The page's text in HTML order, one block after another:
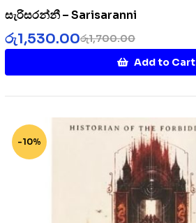
සැරිසරන්නී – Sarisaranni
රු1,700.00
රු1,530.00
Add to Cart
-10%